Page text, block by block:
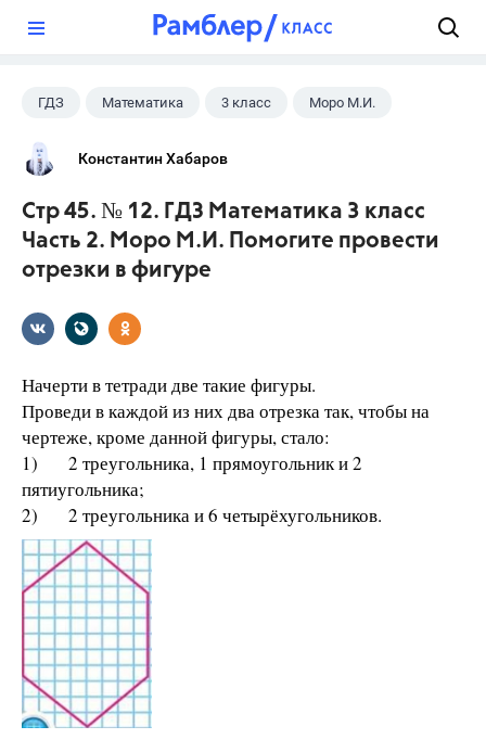
ГДЗ Математика 3 класс Моро М.И.
Константин Хабаров
Стр 45. № 12. ГДЗ Математика 3 класс
Часть 2. Моро М.И. Помогите провести
отрезки в фигуре
Начерти в тетради две такие фигуры.
Проведи в каждой из них два отрезка так, чтобы на
чертеже, кроме данной фигуры, стало:
1) 2 треугольника, 1 прямоугольник и 2
пятиугольника;
2) 2 треугольника и 6 четырёхугольников.